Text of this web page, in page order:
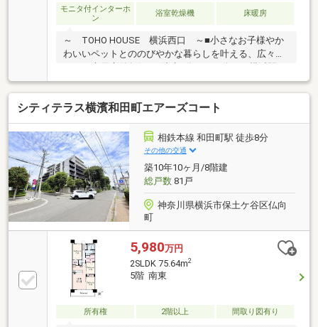
モニタ付インターホ
ン
浴室乾燥機 床暖房
～ TOHO HOUSE 横浜西口 ～■小さなお子様やか
わいいペットとののびやかな暮らしを叶える、広々テ
ラスと専用庭付角住戸■徒歩4分のバス停から横浜駅ま
で1本で行ける好立地■全窓に内窓設置で静音＆快適空
間！夏場もエアコン控えめで涼しい暮らしを実現■リ
ビング部分には床暖房を完備し寒い日も足元から優し
く温まります■各居室に収納を確保、主寝室には大容
量の収納が可能なWICがございます■2023年9月リフォ
ーム済み、大変きれいなお部屋ですご見学のご希望、
資料請求、ご質問などなど、お気軽にまずはお問い合
わせください♪【フリーダイヤル： 0120-821-
930 】
シティテラス横濱和田町エアーズコート
相鉄本線 和田町駅 徒歩8分
その他の交通
築10年10ヶ月/8階建
総戸数81戸
神奈川県横浜市保土ケ谷区仏向
町
5,980万円
2SLDK 75.64m2
5階 南東
所有権 2階以上 間取り図有り